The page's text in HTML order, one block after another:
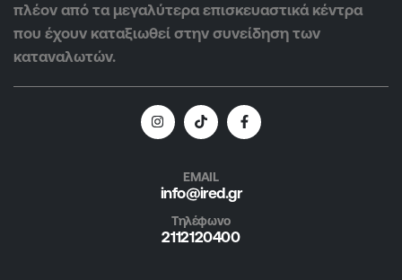
πλέον από τα μεγαλύτερα επισκευαστικά κέντρα
που έχουν καταξιωθεί στην συνείδηση των
καταναλωτών.
EMAIL
info@ired.gr
Τηλέφωνο
2112120400